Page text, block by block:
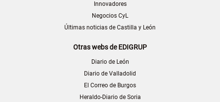
Innovadores
Negocios CyL
Últimas noticias de Castilla y León
Otras webs de EDIGRUP
Diario de León
Diario de Valladolid
El Correo de Burgos
Heraldo-Diario de Soria